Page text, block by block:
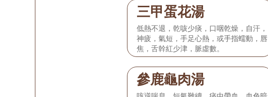
三甲蛋花湯
低熱不退，乾咳少痰，口咽乾燥，自汗，
神疲，氣短，手足心熱，或手指蠕動，唇
焦，舌幹紅少津，脈虛數。
參鹿龜肉湯